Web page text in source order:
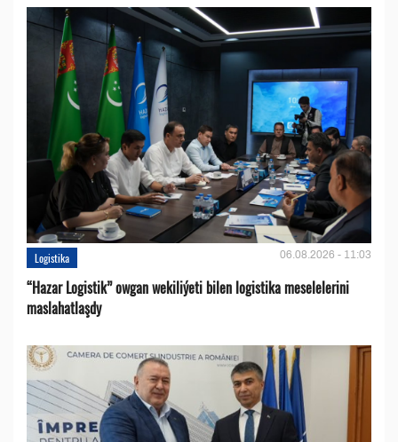
Logistika 06.08.2026 - 11:03
“Hazar Logistik” owgan wekiliýeti bilen logistika meselelerini
maslahatlaşdy